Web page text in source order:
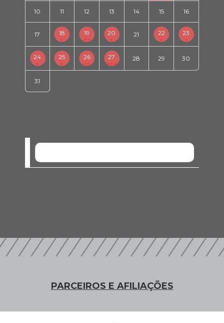
10 11 12 13 14 15 16
17 18 19 20 21 22 23
24 25 26 27 28 29 30
31
PARCEIROS E AFILIAÇÕES